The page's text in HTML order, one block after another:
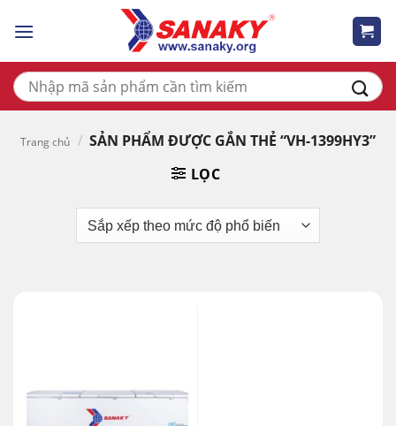
Tìm
kiếm:
Trang chủ / SẢN PHẨM ĐƯỢC GẮN THẺ “VH-1399HY3”
LỌC